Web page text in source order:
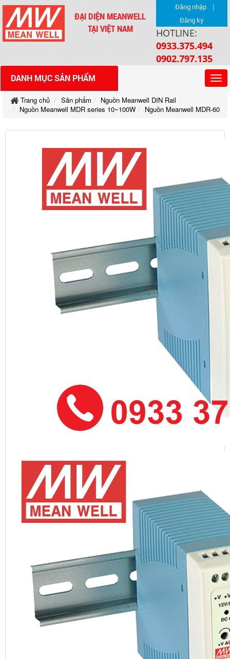
ĐẠI DIỆN MEANWELL
TẠI VIỆT NAM
Đăng nhập |
Đăng ký
HOTLINE:
0933.375.494
0902.797.135
DANH MỤC SẢN PHẨM
Trang chủ Sản phẩm
Nguồn Meanwell DIN Rail
Nguồn Meanwell MDR series 10~100W
Nguồn Meanwell MDR-60